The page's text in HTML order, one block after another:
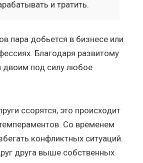
и тратить.
пара добьется в бизнесе или
Благодаря развитому
двоим под силу любое
ссорятся, это происходит
Со временем
конфликтных ситуаций.
друга выше собственных